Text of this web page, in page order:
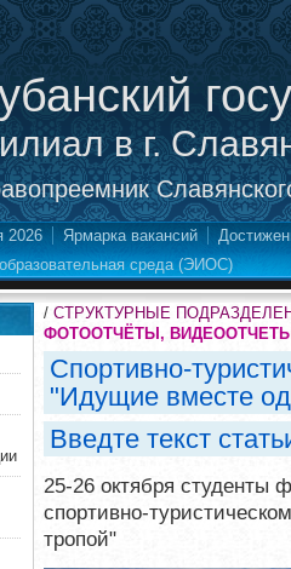
в г.
2026 Ярмарка вакансий
среда (ЭИОС)
/ СТРУКТУРНЫЕ
ФОТООТЧЁТЫ,
Спортивно-
"Идущие вместе
Введте текст
25-26 октября студенты
спортивно-
тропой"